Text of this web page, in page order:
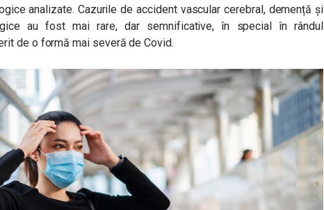
analizate. Cazurile de accident vascular cerebral, demență și
au fost mai rare, dar semnificative, în special în rândul
de o formă mai severă de Covid.